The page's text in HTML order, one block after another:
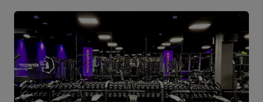
Starachowice in der Woiwodschaft Świętokrzyskie. Hier befinden
sich unsere Büroräume und die Produktions- und Lagerhallen. Von
hier aus werden alle Formen des Online-Verkaufs und der Kontakt
mit unseren Kunden gesteuert. Von hier aus werden auch unsere
Produkte für einzelne Empfänger und Partnergeschäfte geschickt.
Das Herz unseres Unternehmens liegt in Starachowice und das ist
die Ortschaft, wo alles anfängt.